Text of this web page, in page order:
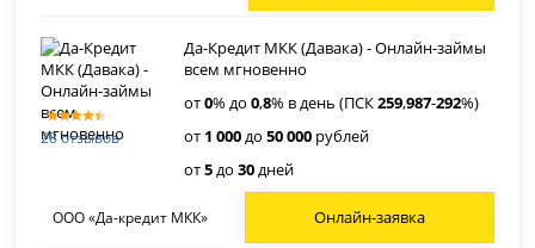
28 отзывов
Да-Кредит МКК (Давака) - Онлайн-займы
всем мгновенно
от0% до0,8% в день (ПСК259,987-292%)
от 1 000до50 000 рублей
от5до30дней
ООО «Да-кредит МКК» Онлайн-заявка